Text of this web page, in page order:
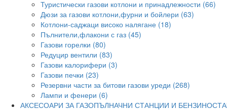
Туристически газови котлони и принадлежности (66)
Дюзи за газови котлони,фурни и бойлери (63)
Котлони-саджаци високо налягане (18)
Пълнители,флакони с газ (45)
Газови горелки (80)
Редуцир вентили (83)
Газови калорифери (3)
Газови печки (23)
Резервни части за битови газови уреди (268)
Лампи и фенери (6)
АКСЕСОАРИ ЗА ГАЗОПЪЛНАЧНИ СТАНЦИИ И